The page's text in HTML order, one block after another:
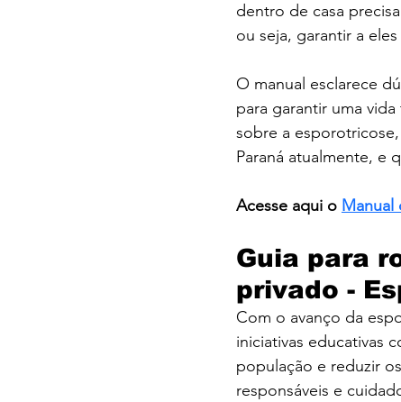
dentro de casa
ou seja, garantir a
O manual esclarece
para garantir uma
sobre a
Paraná atualmente, e
Acesse aqui o
Guia para
privado -
Com o avanço da
iniciativas educativas
população e reduzir
responsáveis e